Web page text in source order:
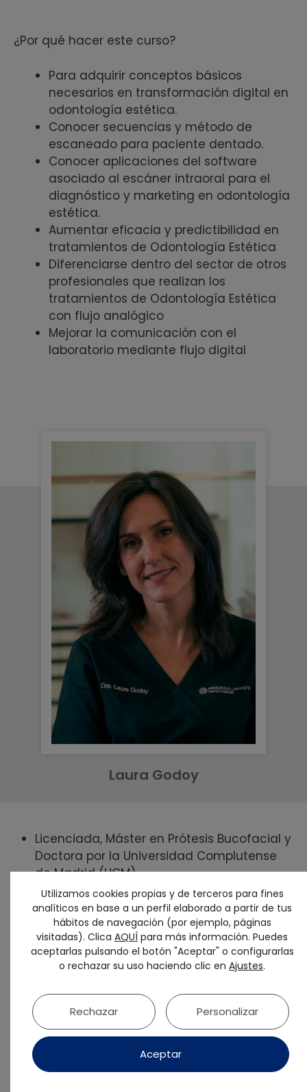
¿Por qué hacer este curso?
Para adquirir conceptos básicos
necesarios en transformación digital en
odontología estética.
Conocer secuencias y método de
escaneado para paciente dentado.
Conocer aplicaciones del software
asociado al escáner intraoral para el
diagnóstico y marketing en odontología
estética.
Aumentar eficacia y predictibilidad en
tratamientos de Odontología Estética
Diferenciarse dentro del sector de otros
profesionales que realizan los
tratamientos de Odontología Estética
con flujo analógico
Mejorar la comunicación con el
laboratorio mediante flujo digital
Laura Godoy
Licenciada, Máster en Prótesis Bucofacial y
Doctora por la Universidad Complutense
de Madrid (UCM)
Profesora Ayudante del Máster de Prótesis,
Implantoprótesis y Estética Dental de la
Universidad Europea de Madrid
Coordinadora del área de Formación de
Pradíes Dental Academy
Docente del Equipo Pradíes Dental
Academy
Práctica privada en Pradíes & Laffond
Dental Academy
Colaboración como ponente en distintas
universidades nacionales (UCM, URJC) e
Utilizamos cookies propias y de terceros para fines
analíticos en base a un perfil elaborado a partir de tus
hábitos de navegación (por ejemplo, páginas
visitadas). Clica AQUÍ para más información. Puedes
aceptarlas pulsando el botón "Aceptar" o configurarlas
o rechazar su uso haciendo clic en Ajustes.
Aceptar
Rechazar Personalizar